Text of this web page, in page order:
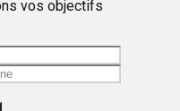
vos objectifs